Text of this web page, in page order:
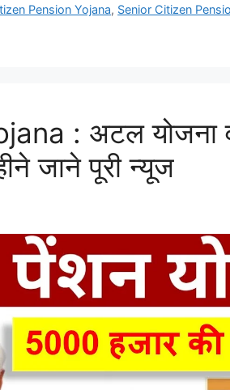
Pension Yojana, Senior Citizen
: अटल योजना
जाने पूरी न्यूज